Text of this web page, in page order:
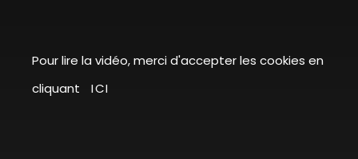
Pour lire la vidéo, merci d'accepter les cookies en
cliquant
ICI